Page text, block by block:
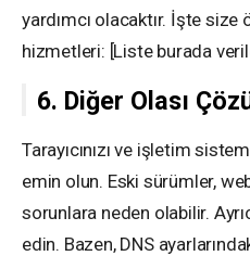
yardımcı olacaktır. İşte size
hizmetleri: [Liste burada
6. Diğer Olası
Tarayıcınızı ve işletim
emin olun. Eski sürümler,
sorunlara neden olabilir.
edin. Bazen, DNS